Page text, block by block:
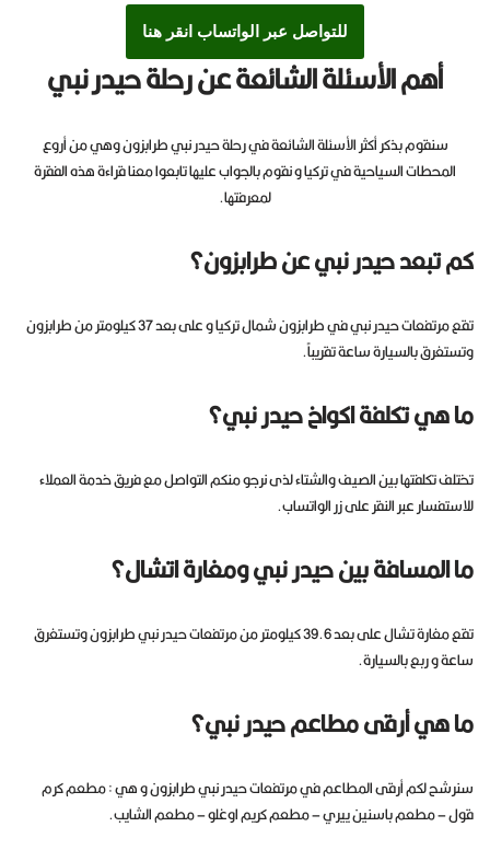
للتواصل عبر الواتساب انقر هنا
أهم الأسئلة الشائعة عن رحلة حيدر نبي
سنقوم بذكر أكثر الأسئلة الشائعة في رحلة حيدر نبي طرابزون وهي من أروع
المحطات السياحية في تركيا و نقوم بالجواب عليها تابعوا معنا قراءة هذه الفقرة
لمعرفتها.
كم تبعد حيدر نبي عن طرابزون؟
تقع مرتفعات حيدر نبي في طرابزون شمال تركيا و على بعد 37 كيلومتر من طرابزون
وتستغرق بالسيارة ساعة تقريباً.
ما هي تكلفة اكواخ حيدر نبي؟
تختلف تكلفتها بين الصيف والشتاء لذى نرجو منكم التواصل مع فريق خدمة العملاء
للاستفسار عبر النقر على زر الواتساب.
ما المسافة بين حيدر نبي ومغارة اتشال؟
تقع مغارة تشال على بعد 39.6 كيلومتر من مرتفعات حيدر نبي طرابزون وتستغرق
ساعة و ربع بالسيارة.
ما هي أرقى مطاعم حيدر نبي؟
سنرشح لكم أرقى المطاعم في مرتفعات حيدر نبي طرابزون و هي : مطعم كرم
قول – مطعم باسنين ييري – مطعم كريم اوغلو – مطعم الشايب.